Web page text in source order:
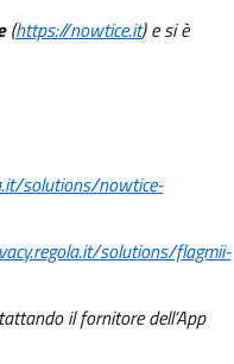
(https://nowtice.it) e si è
solutions/nowtice-
solutions/flagmii-
il fornitore dell’App